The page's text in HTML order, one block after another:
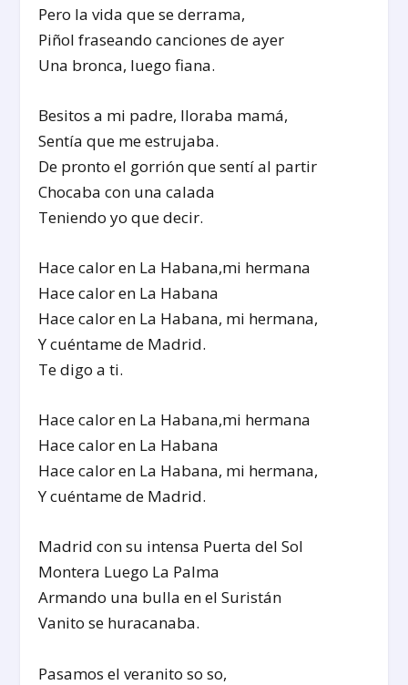
Pero la vida que se derrama,
Piñol fraseando canciones de ayer
Una bronca, luego fiana.
Besitos a mi padre, lloraba mamá,
Sentía que me estrujaba.
De pronto el gorrión que sentí al partir
Chocaba con una calada
Teniendo yo que decir.
Hace calor en La Habana,mi hermana
Hace calor en La Habana
Hace calor en La Habana, mi hermana,
Y cuéntame de Madrid.
Te digo a ti.
Hace calor en La Habana,mi hermana
Hace calor en La Habana
Hace calor en La Habana, mi hermana,
Y cuéntame de Madrid.
Madrid con su intensa Puerta del Sol
Montera Luego La Palma
Armando una bulla en el Suristán
Vanito se huracanaba.
Pasamos el veranito so so,